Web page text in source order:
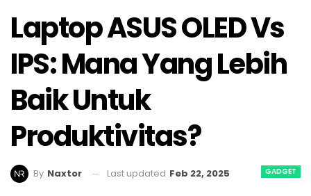
Laptop ASUS OLED Vs
IPS: Mana Yang Lebih
Baik Untuk
Produktivitas?
GADGET
By Naxtor Last updated Feb 22, 2025